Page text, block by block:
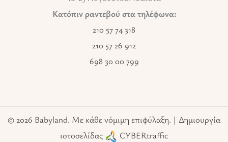
Κατόπιν ραντεβού στα τηλέφωνα:
210 57 74 318
210 57 26 912
698 30 00 799
© 2026 Babyland. Με κάθε νόμιμη επιφύλαξη. | Δημιουργία
ιστοσελίδας
CYBERtraffic